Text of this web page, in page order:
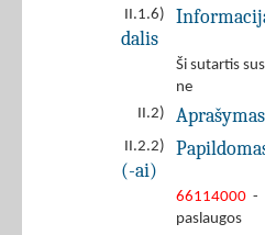
II.1.6)
dalis
Ši sutartis
ne
II.2)
Aprašymas
II.2.2)
(-ai)
66114000 -
paslaugos